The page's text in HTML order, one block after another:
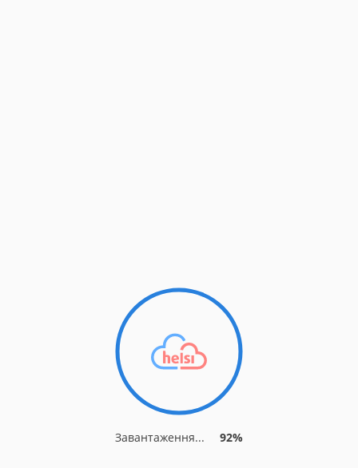
Завантаження... 92%